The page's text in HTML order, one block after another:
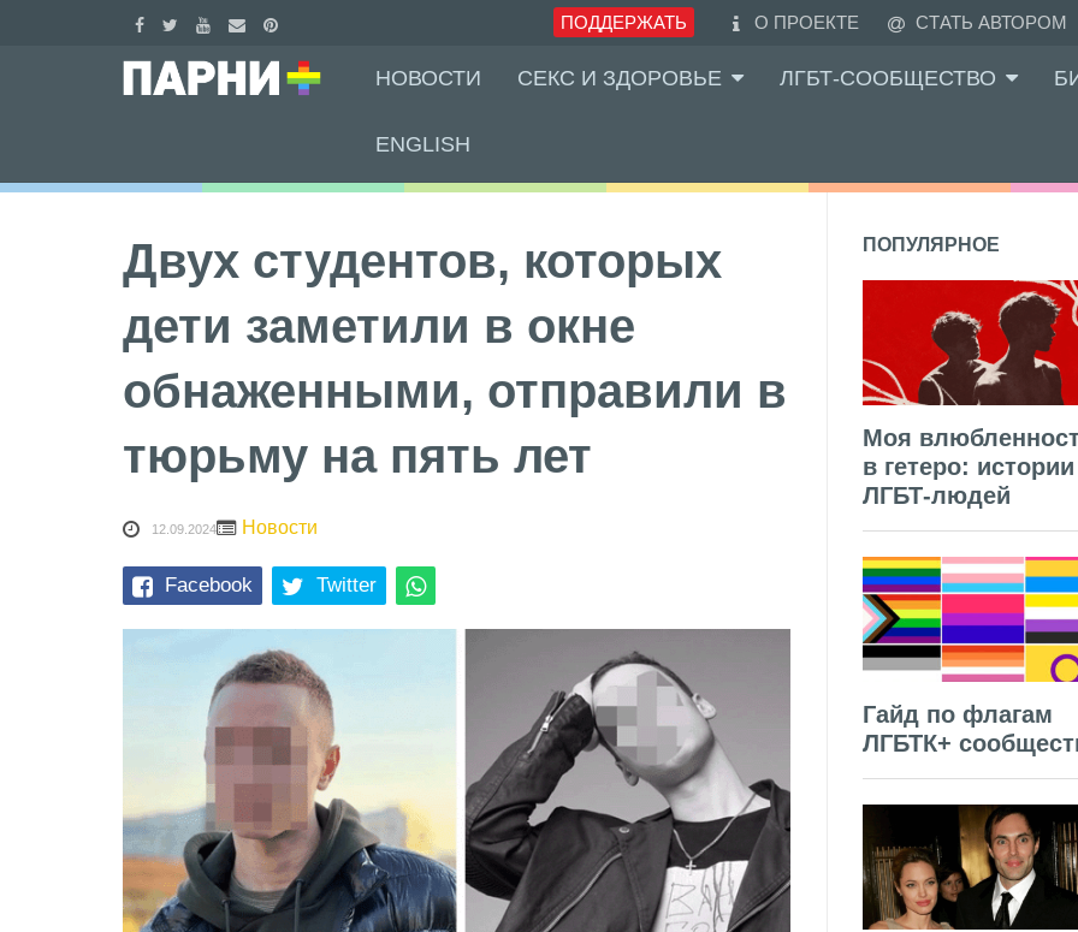
ПОДДЕРЖАТЬ О ПРОЕКТЕ СТАТЬ АВТОРОМ
НОВОСТИ СЕКС И ЗДОРОВЬЕ ЛГБТ-СООБЩЕСТВО
ENGLISH
Двух студентов, которых
дети заметили в окне
обнаженными, отправили в
тюрьму на пять лет
12.09.2024 Новости
Facebook Twitter
ПОПУЛЯРНОЕ
Моя
в гетеро: истории
ЛГБТ-людей
Гайд по флагам
ЛГБТК+